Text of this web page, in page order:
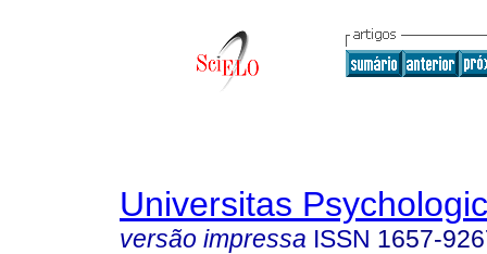
Universitas
versão impressa ISSN 1657-